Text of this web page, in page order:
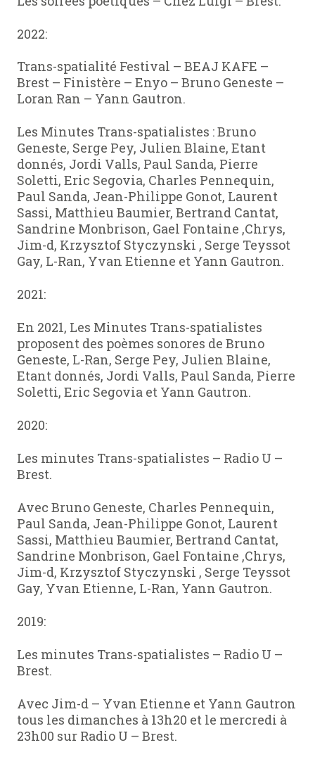
2022:
Trans-spatialité Festival – BEAJ KAFE –
Brest – Finistère – Enyo – Bruno Geneste –
Loran Ran – Yann Gautron.
Les Minutes Trans-spatialistes : Bruno
Geneste, Serge Pey, Julien Blaine, Etant
donnés, Jordi Valls, Paul Sanda, Pierre
Soletti, Eric Segovia, Charles Pennequin,
Paul Sanda, Jean-Philippe Gonot, Laurent
Sassi, Matthieu Baumier, Bertrand Cantat,
Sandrine Monbrison, Gael Fontaine ,Chrys,
Jim-d, Krzysztof Styczynski , Serge Teyssot
Gay, L-Ran, Yvan Etienne et Yann Gautron.
2021:
En 2021, Les Minutes Trans-spatialistes
proposent des poèmes sonores de Bruno
Geneste, L-Ran, Serge Pey, Julien Blaine,
Etant donnés, Jordi Valls, Paul Sanda, Pierre
Soletti, Eric Segovia et Yann Gautron.
2020:
Les minutes Trans-spatialistes – Radio U –
Brest.
Avec Bruno Geneste, Charles Pennequin,
Paul Sanda, Jean-Philippe Gonot, Laurent
Sassi, Matthieu Baumier, Bertrand Cantat,
Sandrine Monbrison, Gael Fontaine ,Chrys,
Jim-d, Krzysztof Styczynski , Serge Teyssot
Gay, Yvan Etienne, L-Ran, Yann Gautron.
2019:
Les minutes Trans-spatialistes – Radio U –
Brest.
Avec Jim-d – Yvan Etienne et Yann Gautron
tous les dimanches à 13h20 et le mercredi à
23h00 sur Radio U – Brest.